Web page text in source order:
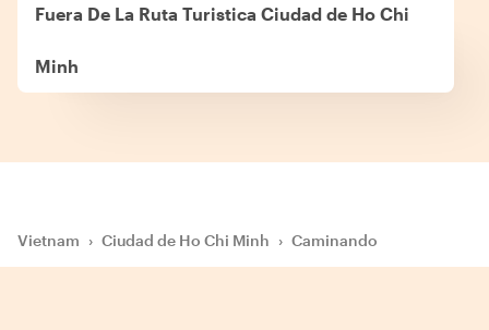
Fuera De La Ruta Turistica Ciudad de Ho Chi
Minh
Vietnam › Ciudad de Ho Chi Minh › Caminando